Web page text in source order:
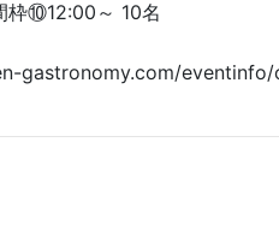
枠⑩12:00～ 10名
gastronomy.com/